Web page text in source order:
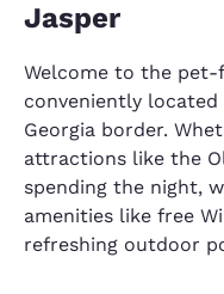
Jasper
Welcome to the pet-
conveniently
Georgia border.
attractions like the
spending the night,
amenities like free
refreshing outdoor